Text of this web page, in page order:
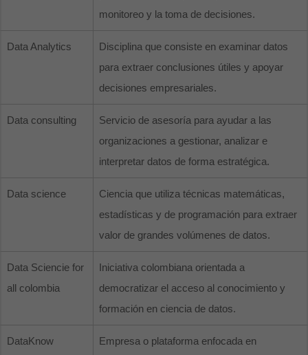
monitoreo y la toma de decisiones.
Data Analytics
Disciplina que consiste en examinar datos
para extraer conclusiones útiles y apoyar
decisiones empresariales.
Data consulting
Servicio de asesoría para ayudar a las
organizaciones a gestionar, analizar e
interpretar datos de forma estratégica.
Data science
Ciencia que utiliza técnicas matemáticas,
estadísticas y de programación para extraer
valor de grandes volúmenes de datos.
Data Sciencie for
all colombia
Iniciativa colombiana orientada a
democratizar el acceso al conocimiento y
formación en ciencia de datos.
DataKnow
Empresa o plataforma enfocada en